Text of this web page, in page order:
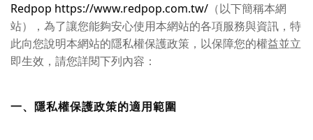
Redpop https://www.redpop.com.tw/ （以下簡稱本網
站），為了讓您能夠安心使用本網站的各項服務與資訊，特
此向您說明本網站的隱私權保護政策，以保障您的權益並立
即生效，請您詳閱下列內容：
一、隱私權保護政策的適用範圍